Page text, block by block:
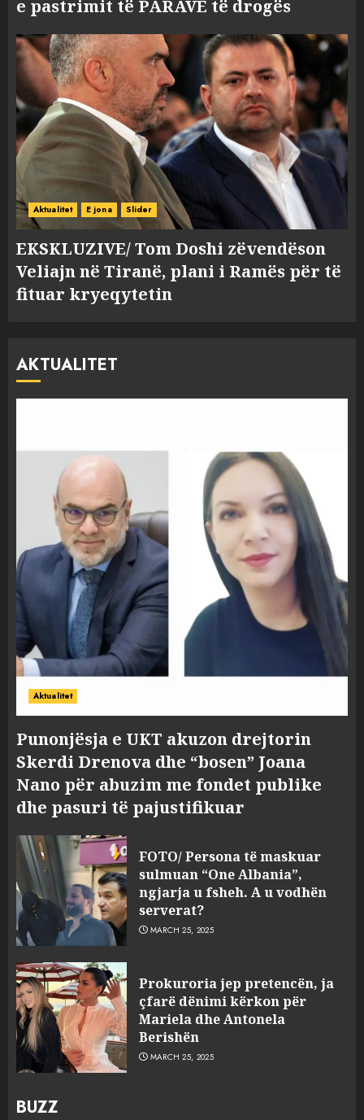
e pastrimit të PARAVE të drogës
Aktualitet E jona Slider
EKSKLUZIVE/ Tom Doshi zëvendëson
Veliajn në Tiranë, plani i Ramës për të
fituar kryeqytetin
AKTUALITET
Aktualitet
Punonjësja e UKT akuzon drejtorin
Skerdi Drenova dhe “bosen” Joana
Nano për abuzim me fondet publike
dhe pasuri të pajustifikuar
FOTO/ Persona të maskuar
sulmuan “One Albania”,
ngjarja u fsheh. A u vodhën
serverat?
MARCH 25, 2025
Prokuroria jep pretencën, ja
çfarë dënimi kërkon për
Mariela dhe Antonela
Berishën
MARCH 25, 2025
BUZZ